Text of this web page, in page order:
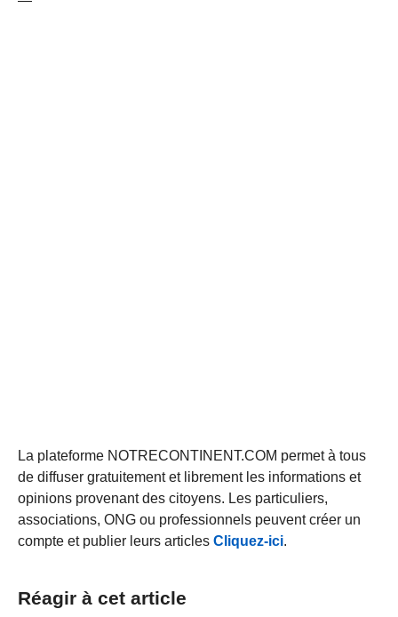
La plateforme NOTRECONTINENT.COM permet à tous
de diffuser gratuitement et librement les informations et
opinions provenant des citoyens. Les particuliers,
associations, ONG ou professionnels peuvent créer un
compte et publier leurs articles Cliquez-ici.
Réagir à cet article